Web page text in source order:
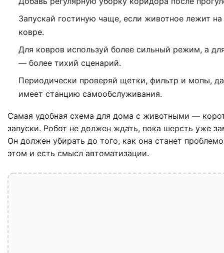
Запускай гостиную чаще, если животное лежит
ковре.
Для ковров используй более сильный режим, а
— более тихий сценарий.
Периодически проверяй щетки, фильтр и мопы,
имеет станцию самообслуживания.
Самая удобная схема для дома с животными —
запуски. Робот не должен ждать, пока шерсть уже
Он должен убирать до того, как она станет
этом и есть смысл автоматизации.